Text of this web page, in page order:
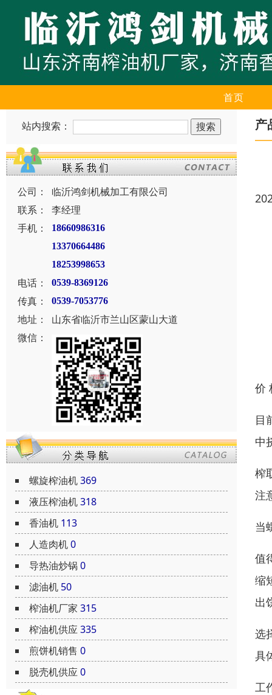
首页
站内搜索：
公司：
临沂鸿剑机械加工有限公司
联系：
李经理
手机：
18660986316
13370664486
18253998653
电话： 0539-8369126
传真： 0539-7053776
地址：
山东省临沂市兰山区蒙山大道
微信：
螺旋榨油机369
液压榨油机318
香油机 113
人造肉机0
导热油炒锅 0
滤油机 50
榨油机厂家 315
榨油机供应335
煎饼机销售 0
脱壳机供应0
产
价
目
中
榨
注
当
值
缩
出
选
具
工